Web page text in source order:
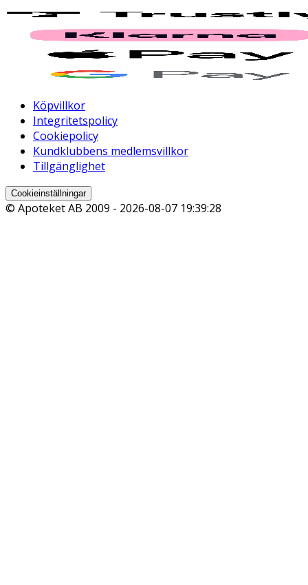
Köpvillkor
Integritetspolicy
Cookiepolicy
Kundklubbens medlemsvillkor
Tillgänglighet
Cookieinställningar
© Apoteket AB 2009 - 2026-08-07 19:39:28